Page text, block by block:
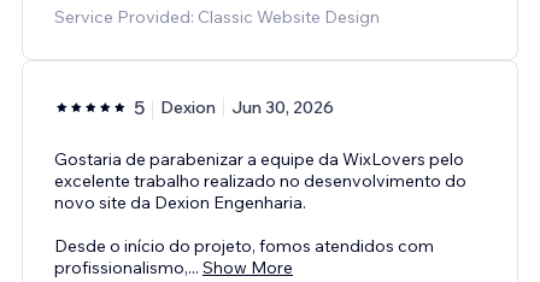
Service Provided: Classic Website Design
5 Dexion Jun 30, 2026
Gostaria de parabenizar a equipe da WixLovers pelo
excelente trabalho realizado no desenvolvimento do
novo site da Dexion Engenharia.
Desde o início do projeto, fomos atendidos com
profissionalismo,... Show More